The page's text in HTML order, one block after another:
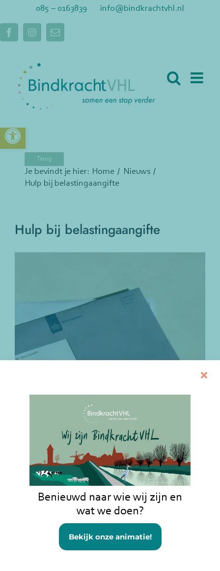
Toolbar openen
inhoud
085 – 0163839 info@bindkrachtvhl.nl
FacebookInstagram
E-
Je bevindt je hier: Home
Nieuws
Hulp bij belastingaangifte
Hulp bij belastingaangifte
Tussen 1 maart en 30 april is het weer tijd voor de
belastingaangifte. Heb je een aangiftebrief ontvangen?
Dan ben je verplicht aangifte te doen.
Heb je geen brief ontvangen? Maar zijn er in 2025 wel
zaken voor jou veranderd op het gebied van werk en
inkomen, bijvoorbeeld omdat je bent gaan werken,
langdurig ziek bent geworden, bent gescheiden of met
pensioen gegaan? Ook dan kan het goed zijn om
aangifte te doen.
𝗩𝗶𝗻𝗱 𝗷𝗲 𝗱𝗲 𝗯𝗲𝗹𝗮𝘀𝘁𝗶𝗻𝗴𝗮𝗮𝗻𝗴𝗶𝗳𝘁𝗲 𝗹𝗮𝘀𝘁𝗶𝗴 𝗲𝗻 𝗯𝗲𝗻
Benieuwd naar wie wij zijn en
wat we doen?
Bekijk onze animatie!